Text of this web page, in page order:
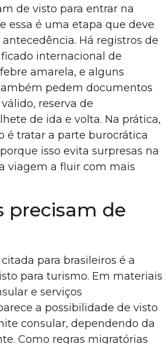
de visto para entrar na
essa é uma etapa que deve
Há registros de
internacional de
amarela, e alguns
pedem documentos
reserva de
de ida e volta. Na prática,
é tratar a parte burocrática
isso evita surpresas na
viagem a fluir com mais
precisam de
para brasileiros é a
para turismo. Em materiais
e serviços
a possibilidade de visto
consular, dependendo da
Como regras migratórias